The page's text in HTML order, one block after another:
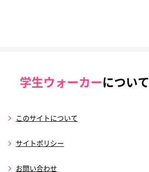
学生ウォーカーについて
このサイトについて
サイトポリシー
お問い合わせ